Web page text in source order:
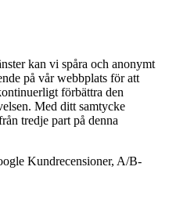
kan vi spåra och anonymt
på vår webbplats för att
förbättra den
Med ditt samtycke
tredje part på denna
Kundrecensioner, A/B-